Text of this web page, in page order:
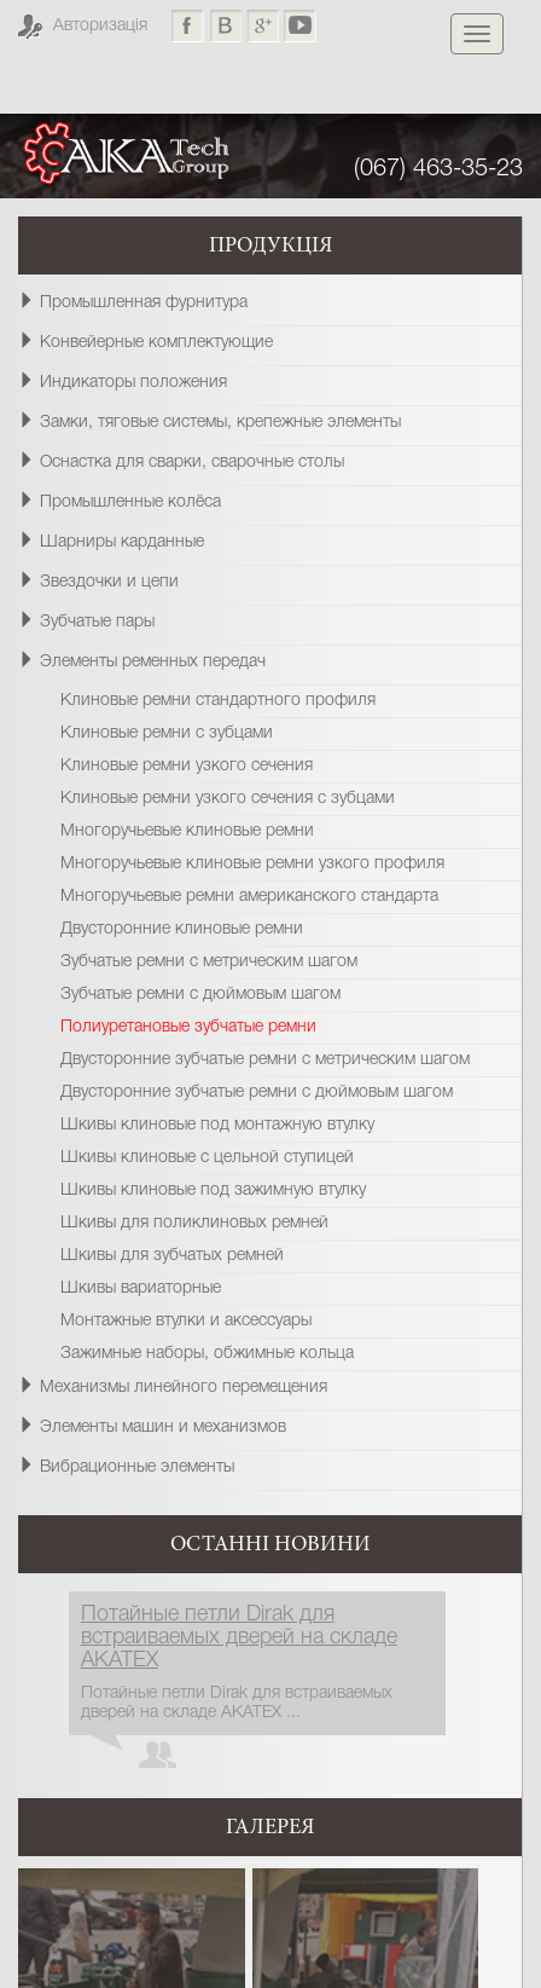
Авторизація
Toggle
(067) 463-35-23
ПРОДУКЦІЯ
Промышленная фурнитура
Конвейерные комплектующие
Индикаторы положения
Замки, тяговые системы, крепежные элементы
Оснастка для сварки, сварочные столы
Промышленные колёса
Шарниры карданные
Звездочки и цепи
Зубчатые пары
Элементы ременных передач
Клиновые ремни стандартного профиля
Клиновые ремни с зубцами
Клиновые ремни узкого сечения
Клиновые ремни узкого сечения с зубцами
Многоручьевые клиновые ремни
Многоручьевые клиновые ремни узкого профиля
Многоручьевые ремни американского стандарта
Двусторонние клиновые ремни
Зубчатые ремни с метрическим шагом
Зубчатые ремни с дюймовым шагом
Полиуретановые зубчатые ремни
Двусторонние зубчатые ремни с метрическим шагом
Двусторонние зубчатые ремни с дюймовым шагом
Шкивы клиновые под монтажную втулку
Шкивы клиновые с цельной ступицей
Шкивы клиновые под зажимную втулку
Шкивы для поликлиновых ремней
Шкивы для зубчатых ремней
Шкивы вариаторные
Монтажные втулки и аксессуары
Зажимные наборы, обжимные кольца
Механизмы линейного перемещения
Элементы машин и механизмов
Вибрационные элементы
ОСТАННІ НОВИНИ
Потайные петли Dirak для
встраиваемых дверей на складе
АКАТЕХ
Потайные петли Dirak для встраиваемых
дверей на складе АКАТЕХ ...
ГАЛЕРЕЯ